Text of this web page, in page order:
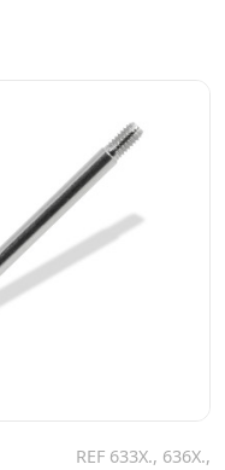
REF 633X., 636X.,